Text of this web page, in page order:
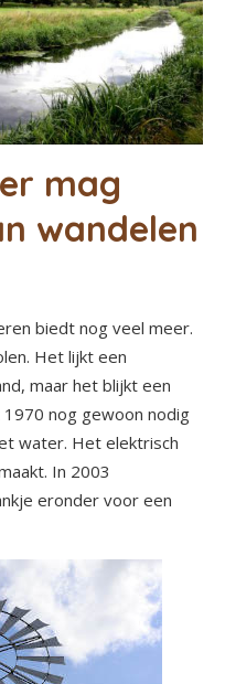
mag
wandelen
biedt nog veel meer.
Het lijkt een
maar het blijkt een
nog gewoon nodig
water. Het elektrisch
In 2003
eronder voor een